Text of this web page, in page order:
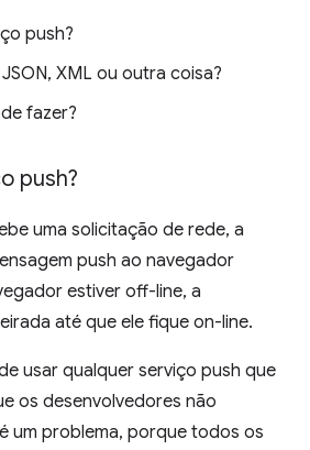
push?
XML ou outra coisa?
fazer?
push?
uma solicitação de rede, a
push ao navegador
estiver off-line, a
até que ele fique on-line.
usar qualquer serviço push que
os desenvolvedores não
um problema, porque todos os